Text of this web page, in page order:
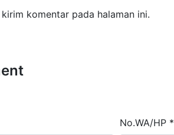
komentar pada halaman ini.
No.WA/HP *